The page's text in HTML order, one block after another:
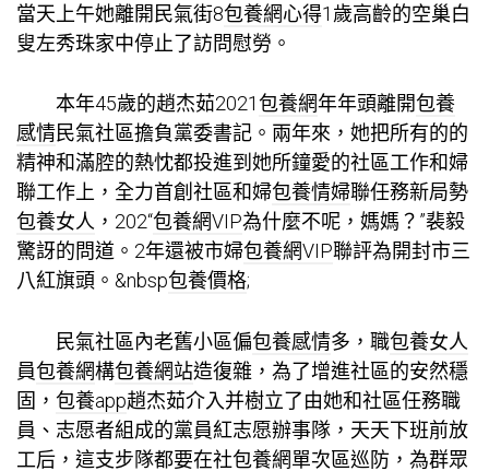
當天上午她離開民氣街8包養網心得1歲高齡的空巢白
叟左秀珠家中停止了訪問慰勞。
本年45歲的趙杰茹2021包養網年年頭離開包養
感情民氣社區擔負黨委書記。兩年來，她把所有的的
精神和滿腔的熱忱都投進到她所鐘愛的社區工作和婦
聯工作上，全力首創社區和婦包養情婦聯任務新局勢
包養女人 ，202“包養網VIP為什麼不呢，媽媽？”裴毅
驚訝的問道。2年還被市婦包養網VIP聯評為開封市三
八紅旗頭。&nbsp包養價格;
民氣社區內老舊小區偏包養感情多，職包養女人
員包養網構包養網站造復雜，為了增進社區的安然穩
固， 包養app趙杰茹介入并樹立了由她和社區任務職
員、志愿者組成的黨員紅志愿辦事隊，天天下班前放
工后，這支步隊都要在社包養網單次區巡防，為群眾